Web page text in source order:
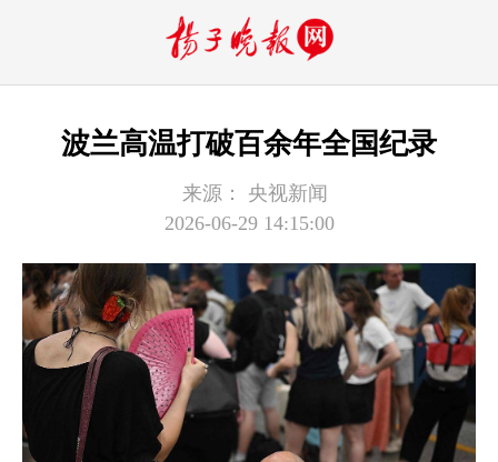
波兰高温打破百余年全国纪录
来源：
央视新闻
2026-06-29 14:15:00